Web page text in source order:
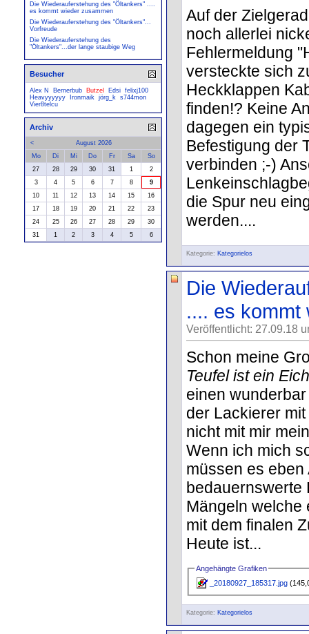
Auf der
noch allerlei
Fehlermeldung
versteckte sich
Heckklappen
finden!? Keine
dagegen ein
Befestigung der
verbinden ;-)
die Spur neu
werden....
Kategorie: Kategorielos
Die
.... es kommt
Veröffentlicht: 27.09.18
Schon meine
Teufel ist ein
einen
der Lackierer
nicht mit mir
Wenn ich mich
müssen es
bedauernswerte
Mängeln welche
mit dem finalen
Heute ist...
Angehängte Grafiken
_20180927_185317.jpg
Kategorie: Kategorielos
Die Wiederauferstehung des "Öltankers" ....
es kommt wieder zusammen
Die Wiederauferstehung des "Öltankers"...
Vorfreude
Die Wiederauferstehung des
"Öltankers"...der lange staubige Weg
Besucher
Alex N Bernerbub Butzel Edsi felixj100
Heavyyyyyy
Ironmaik jörg_k s744mon
Vier8telcu
Archiv
<
August 2026
Mo
Di Mi Do Fr Sa
So
27
28 29 30 31 1
2
3
4 5 6 7 8
9
10
11 12 13 14 15
16
17
18 19 20 21 22
23
24
25 26 27 28 29
30
31
1 2 3 4 5 6